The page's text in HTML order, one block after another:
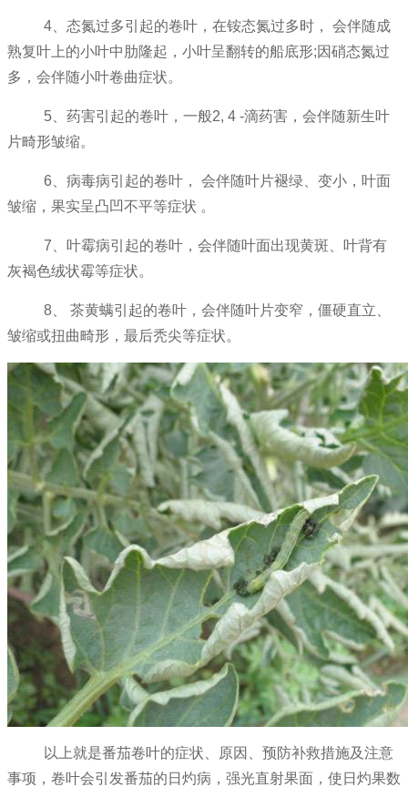
4、态氮过多引起的卷叶，在铵态氮过多时， 会伴随成
熟复叶上的小叶中肋隆起，小叶呈翻转的船底形;因硝态氮过
多，会伴随小叶卷曲症状。
5、药害引起的卷叶，一般2, 4 -滴药害，会伴随新生叶
片畸形皱缩。
6、病毒病引起的卷叶， 会伴随叶片褪绿、变小，叶面
皱缩，果实呈凸凹不平等症状 。
7、叶霉病引起的卷叶，会伴随叶面出现黄斑、叶背有
灰褐色绒状霉等症状。
8、 茶黄螨引起的卷叶，会伴随叶片变窄，僵硬直立、
皱缩或扭曲畸形，最后秃尖等症状。
以上就是番茄卷叶的症状、原因、预防补救措施及注意
事项，卷叶会引发番茄的日灼病，强光直射果面，使日灼果数